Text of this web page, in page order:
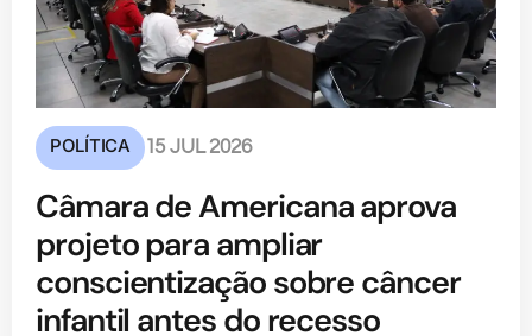
POLÍTICA 15 JUL 2026
Câmara de Americana aprova
projeto para ampliar
conscientização sobre câncer
infantil antes do recesso